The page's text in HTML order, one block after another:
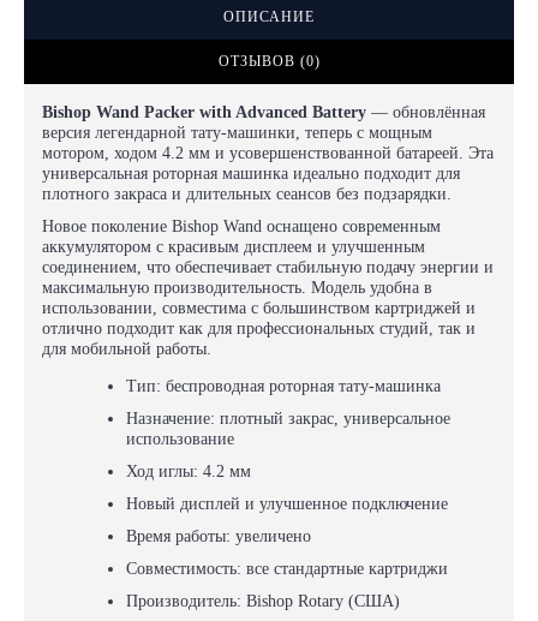
ОПИСАНИЕ
ОТЗЫВОВ (0)
Bishop Wand Packer with Advanced Battery — обновлённая
версия легендарной тату-машинки, теперь с мощным
мотором, ходом 4.2 мм и усовершенствованной батареей. Эта
универсальная роторная машинка идеально подходит для
плотного закраса и длительных сеансов без подзарядки.
Новое поколение Bishop Wand оснащено современным
аккумулятором с красивым дисплеем и улучшенным
соединением, что обеспечивает стабильную подачу энергии и
максимальную производительность. Модель удобна в
использовании, совместима с большинством картриджей и
отлично подходит как для профессиональных студий, так и
для мобильной работы.
Тип: беспроводная роторная тату-машинка
Назначение: плотный закрас, универсальное
использование
Ход иглы: 4.2 мм
Новый дисплей и улучшенное подключение
Время работы: увеличено
Совместимость: все стандартные картриджи
Производитель: Bishop Rotary (США)